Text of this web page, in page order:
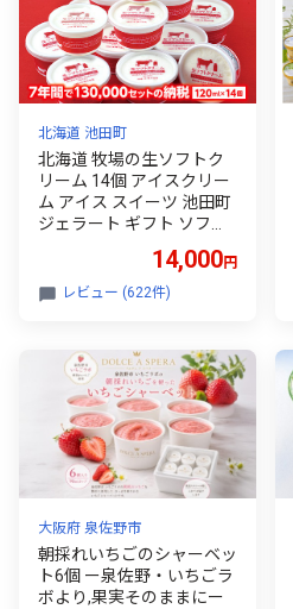
北海道 池田町
北海道 牧場の生ソフトク
リーム 14個 アイスクリー
ム アイス スイーツ 池田町
ジェラート ギフト ソフト
詰め合わせ アイスセッ
ト
14,000円
レビュー (622件)
大阪府 泉佐野市
朝採れいちごのシャーベッ
ト6個 ー泉佐野・いちごラ
ボより,果実そのままにー